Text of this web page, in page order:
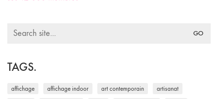
Search
TAGS.
affichage affichage indoor art contemporain artisanat